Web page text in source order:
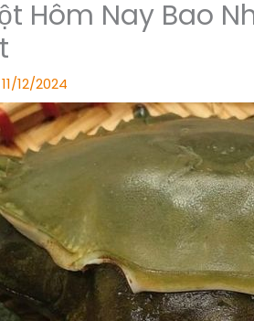
Hôm Nay Bao
11/12/2024